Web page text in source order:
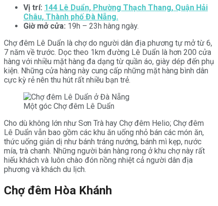
Vị trí: 144 Lê Duẩn, Phường Thạch Thang, Quận Hải
Châu, Thành phố Đà Nẵng.
Giờ mở cửa: 19h – 23h hàng ngày.
Chợ đêm Lê Duẩn là chợ do người dân địa phương tự mở từ 6,
7 năm về trước. Dọc theo 1km đường Lê Duẩn là hơn 200 cửa
hàng với nhiều mặt hàng đa dạng từ quần áo, giày dép đến phụ
kiện. Những cửa hàng này cung cấp những mặt hàng bình dân
cực kỳ rẻ nên thu hút rất nhiều bạn trẻ.
Một góc Chợ đêm Lê Duẩn
Cho dù không lớn như Sơn Trà hay Chợ đêm Helio; Chợ đêm
Lê Duẩn vẫn bao gồm các khu ăn uống nhỏ bán các món ăn,
thức uống giản dị như bánh tráng nướng, bánh mì kẹp, nước
mía, trà chanh. Những người bán hàng rong ở khu chợ này rất
hiếu khách và luôn chào đón nồng nhiệt cả người dân địa
phương và khách du lịch.
Chợ đêm Hòa Khánh